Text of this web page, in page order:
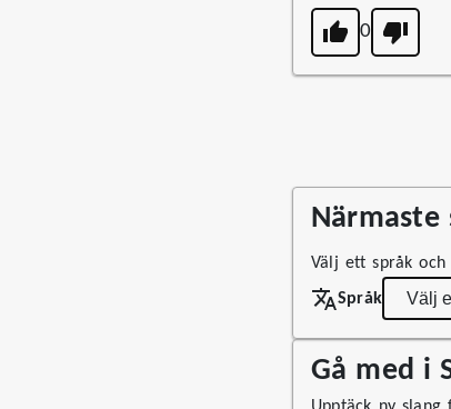
0
Närmaste
Välj ett språk
Språk
Gå med i